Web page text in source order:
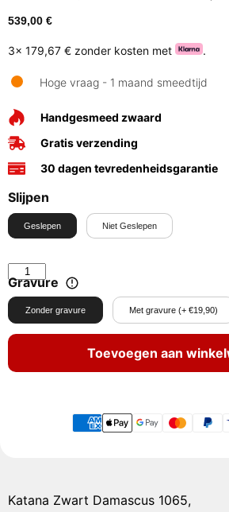
539,00 €
3x 179,67 € zonder kosten met .
Hoge vraag - 1 maand smeedtijd
Handgesmeed zwaard
Gratis verzending
30 dagen tevredenheidsgarantie
Slijpen
Geslepen Niet Geslepen
Gravure
Zonder gravure Met gravure (+ €19,90)
Toevoegen aan
Katana Zwart Damascus 1065,